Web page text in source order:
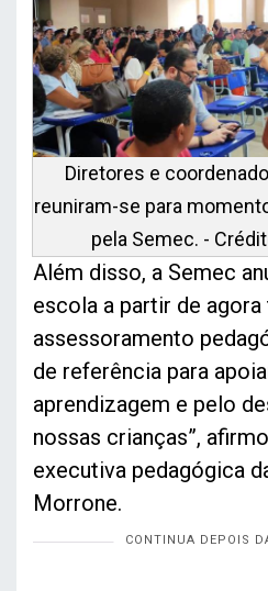
Diretores e
reuniram-se para
pela Semec. -
Além disso, a Semec
escola a partir de
assessoramento
de referência para
aprendizagem e pelo
nossas crianças”,
executiva pedagógica
Morrone.